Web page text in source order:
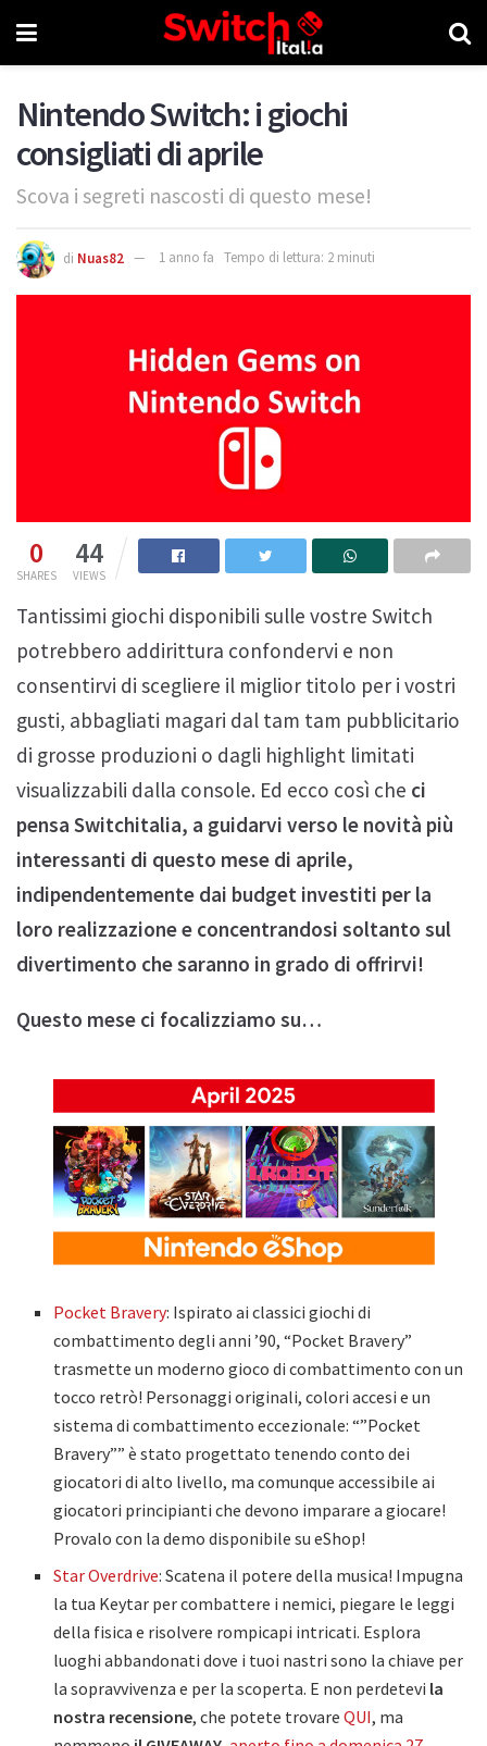
Nintendo Switch: i giochi
consigliati di aprile
Scova i segreti nascosti di questo mese!
di Nuas82 1 anno fa Tempo di lettura: 2 minuti
0
SHARES
44
VIEWS
Tantissimi giochi disponibili sulle vostre Switch
potrebbero addirittura confondervi e non
consentirvi di scegliere il miglior titolo per i vostri
gusti, abbagliati magari dal tam tam pubblicitario
di grosse produzioni o dagli highlight limitati
visualizzabili dalla console. Ed ecco così che ci
pensa Switchitalia, a guidarvi verso le novità più
interessanti di questo mese di aprile,
indipendentemente dai budget investiti per la
loro realizzazione e concentrandosi soltanto sul
divertimento che saranno in grado di offrirvi!
Questo mese ci focalizziamo su…
Pocket Bravery: Ispirato ai classici giochi di
combattimento degli anni ’90, “Pocket Bravery”
trasmette un moderno gioco di combattimento con un
tocco retrò! Personaggi originali, colori accesi e un
sistema di combattimento eccezionale: “”Pocket
Bravery”” è stato progettato tenendo conto dei
giocatori di alto livello, ma comunque accessibile ai
giocatori principianti che devono imparare a giocare!
Provalo con la demo disponibile su eShop!
Star Overdrive: Scatena il potere della musica! Impugna
la tua Keytar per combattere i nemici, piegare le leggi
della fisica e risolvere rompicapi intricati. Esplora
luoghi abbandonati dove i tuoi nastri sono la chiave per
la sopravvivenza e per la scoperta. E non perdetevi la
nostra recensione, che potete trovareQUI, ma